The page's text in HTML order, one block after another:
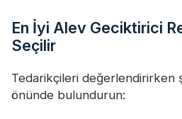
En İyi Alev Geciktirici
Seçilir
Tedarikçileri değerlendirirken
önünde bulundurun: